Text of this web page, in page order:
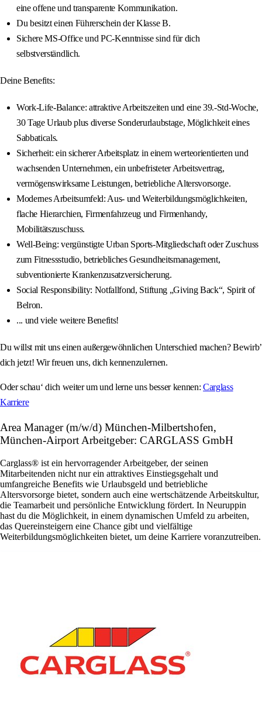
eine offene und transparente Kommunikation.
Du besitzt einen Führerschein der Klasse B.
Sichere MS-Office und PC-Kenntnisse sind für dich
selbstverständlich.
Deine Benefits:
Work-Life-Balance: attraktive Arbeitszeiten und eine 39.-Std-Woche,
30 Tage Urlaub plus diverse Sonderurlaubstage, Möglichkeit eines
Sabbaticals.
Sicherheit: ein sicherer Arbeitsplatz in einem werteorientierten und
wachsenden Unternehmen, ein unbefristeter Arbeitsvertrag,
vermögenswirksame Leistungen, betriebliche Altersvorsorge.
Modernes Arbeitsumfeld: Aus- und Weiterbildungsmöglichkeiten,
flache Hierarchien, Firmenfahrzeug und Firmenhandy,
Mobilitätszuschuss.
Well-Being: vergünstigte Urban Sports-Mitgliedschaft oder Zuschuss
zum Fitnessstudio, betriebliches Gesundheitsmanagement,
subventionierte Krankenzusatzversicherung.
Social Responsibility: Notfallfond, Stiftung „Giving Back“, Spirit of
Belron.
... und viele weitere Benefits!
Du willst mit uns einen außergewöhnlichen Unterschied machen? Bewirb’
dich jetzt! Wir freuen uns, dich kennenzulernen.
Oder schau‘ dich weiter um und lerne uns besser kennen:Carglass
Karriere
Area Manager (m/w/d) München-Milbertshofen,
München-Airport Arbeitgeber: CARGLASS GmbH
Carglass® ist ein hervorragender Arbeitgeber, der seinen
Mitarbeitenden nicht nur ein attraktives Einstiegsgehalt und
umfangreiche Benefits wie Urlaubsgeld und betriebliche
Altersvorsorge bietet, sondern auch eine wertschätzende Arbeitskultur,
die Teamarbeit und persönliche Entwicklung fördert. In Neuruppin
hast du die Möglichkeit, in einem dynamischen Umfeld zu arbeiten,
das Quereinsteigern eine Chance gibt und vielfältige
Weiterbildungsmöglichkeiten bietet, um deine Karriere voranzutreiben.